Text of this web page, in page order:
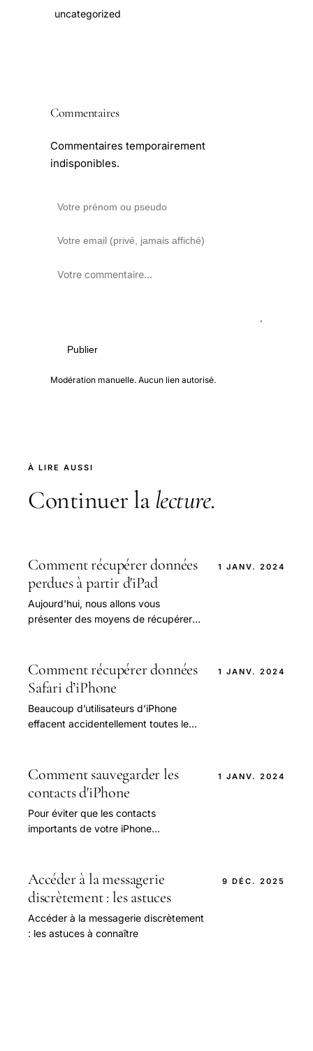
uncategorized
Commentaires
Commentaires temporairement
indisponibles.
Publier
Modération manuelle. Aucun lien autorisé.
À LIRE AUSSI
Continuer la lecture.
Comment récupérer données
perdues à partir d'iPad
Aujourd'hui, nous allons vous
présenter des moyens de récupérer
1 JANV. 2024
Comment récupérer données
Safari d’iPhone
Beaucoup d’utilisateurs d’iPhone
effacent accidentellement toutes les
1 JANV. 2024
Comment sauvegarder les
contacts d'iPhone
Pour éviter que les contacts
importants de votre iPhone
nous vous recommandons.
1 JANV. 2024
Accéder à la messagerie
discrètement : les astuces
Accéder à la messagerie discrètement
: les astuces à connaître
9 DÉC. 2025